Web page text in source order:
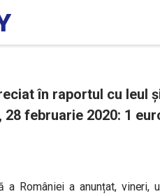
în raportul cu leul
28 februarie 2020: 1
a României a anunțat,